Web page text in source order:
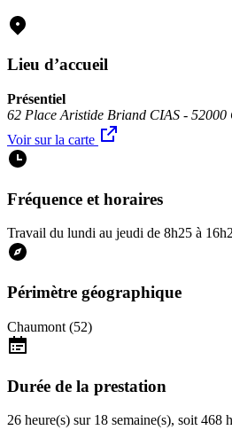
Lieu d’accueil
Présentiel
62 Place Aristide Briand CIAS - 52000
Voir sur la carte
Fréquence et horaires
Travail du lundi au jeudi de 8h25 à
Périmètre géographique
Chaumont (52)
Durée de la prestation
26 heure(s) sur 18 semaine(s), soit 468